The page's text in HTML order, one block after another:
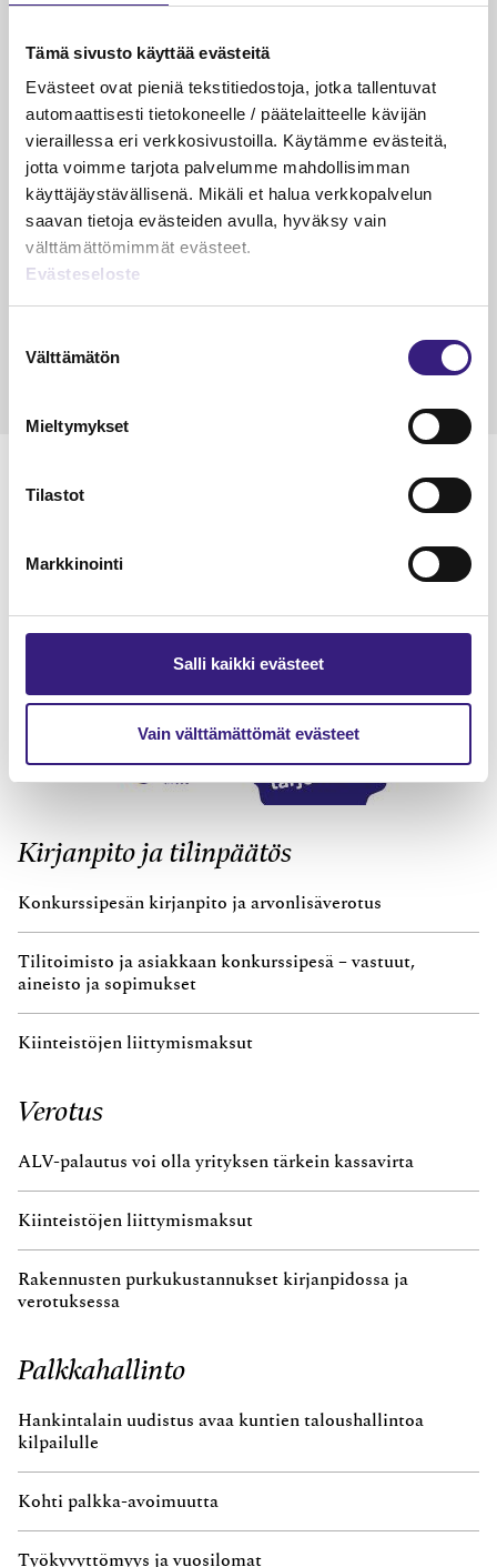
Tämä sivusto käyttää evästeitä
Evästeet ovat pieniä tekstitiedostoja, jotka tallentuvat
automaattisesti tietokoneelle / päätelaitteelle kävijän
vieraillessa eri verkkosivustoilla. Käytämme evästeitä,
jotta voimme tarjota palvelumme mahdollisimman
käyttäjäystävällisenä. Mikäli et halua verkkopalvelun
saavan tietoja evästeiden avulla, hyväksy vain
välttämättömimmät evästeet.
Evästeseloste
valinta
Välttämätön
Mieltymykset
Tilastot
Markkinointi
Salli kaikki evästeet
Vain välttämättömät evästeet
Honkala, Mari Viertola
Suurin riski ei ole enää virhe
kirjanpidossa
19.5.2026 1 min
KÄDET SAVESSA
Raportointi – aliarvostettu supervoima
24.3.2026 2 min
Kirjanpito ja tilinpäätös
Konkurssipesän kirjanpito ja arvonlisäverotus
Tilitoimisto ja asiakkaan konkurssipesä – vastuut,
aineisto ja sopimukset
Kiinteistöjen liittymismaksut
Verotus
ALV-palautus voi olla yrityksen tärkein kassavirta
Kiinteistöjen liittymismaksut
Rakennusten purkukustannukset kirjanpidossa ja
verotuksessa
Palkkahallinto
Hankintalain uudistus avaa kuntien taloushallintoa
kilpailulle
Kohti palkka-avoimuutta
Työkyvyttömyys ja vuosilomat